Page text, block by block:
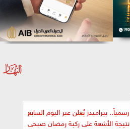
رسمياً.. بيراميدز يُعلن عبر اليوم السابع
نتيجة الأشعة على ركبة رمضان صبحى